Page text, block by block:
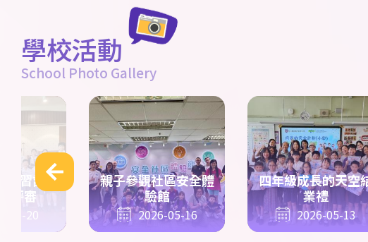
2026-06-20
「童心共讀國
家歷史人物」
小學人文科閱
讀活動比賽
學校活動
School Photo Gallery
研習計劃
評審
05-20
親子參觀社區安全體
驗館
2026-05-16
四年級成長的天空
業禮
2026-05-13